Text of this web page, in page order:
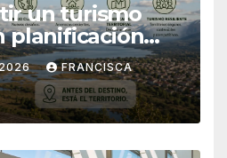
un turismo
planificación
2026 FRANCISCA